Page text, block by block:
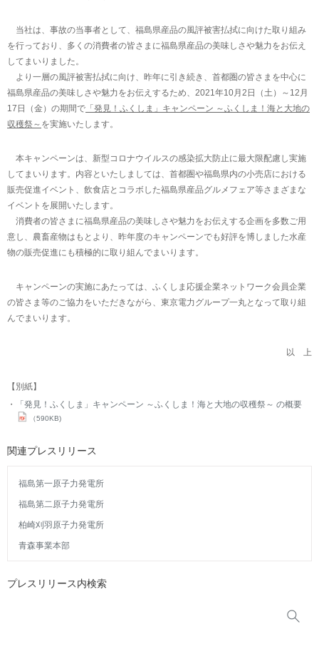
当社は、事故の当事者として、福島県産品の風評被害払拭に向けた取り組み
を行っており、多くの消費者の皆さまに福島県産品の美味しさや魅力をお伝え
してまいりました。
より一層の風評被害払拭に向け、昨年に引き続き、首都圏の皆さまを中心に
福島県産品の美味しさや魅力をお伝えするため、2021年10月2日（土）～12月
17日（金）の期間で 「発見！ふくしま」キャンペーン ～ふくしま！海と大地の
収穫祭～ を実施いたします。
本キャンペーンは、新型コロナウイルスの感染拡大防止に最大限配慮し実施
してまいります。内容といたしましては、首都圏や福島県内の小売店における
販売促進イベント、飲食店とコラボした福島県産品グルメフェア等さまざまな
イベントを展開いたします。
消費者の皆さまに福島県産品の美味しさや魅力をお伝えする企画を多数ご用
意し、農畜産物はもとより、昨年度のキャンペーンでも好評を博しました水産
物の販売促進にも積極的に取り組んでまいります。
キャンペーンの実施にあたっては、ふくしま応援企業ネットワーク会員企業
の皆さま等のご協力をいただきながら、東京電力グループ一丸となって取り組
んでまいります。
以 上
【別紙】
「発見！ふくしま」キャンペーン ～ふくしま！海と大地の収穫祭～ の概要
（590KB)
関連プレスリリース
福島第一原子力発電所
福島第二原子力発電所
柏崎刈羽原子力発電所
青森事業本部
プレスリリース内検索